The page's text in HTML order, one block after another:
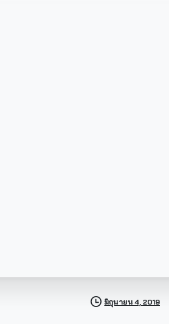
มิถุนายน 4, 2019